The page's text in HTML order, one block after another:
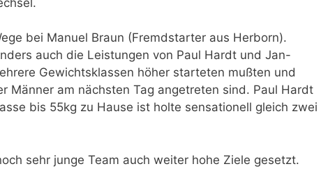
bei Manuel Braun (Fremdstarter aus Herborn).
auch die Leistungen von Paul Hardt und Jan-
Gewichtsklassen höher starteten mußten und
Männer am nächsten Tag angetreten sind. Paul Hardt
bis 55kg zu Hause ist holte sensationell gleich zwei
sehr junge Team auch weiter hohe Ziele gesetzt.